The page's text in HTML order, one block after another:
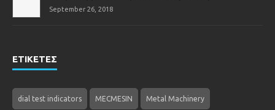
September 26, 2018
ΕΤΙΚΕΤΕΣ
dial test indicators MECMESIN Metal Machinery